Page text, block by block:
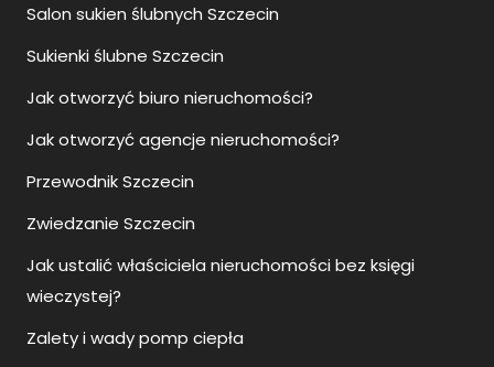
Salon sukien ślubnych Szczecin
Sukienki ślubne Szczecin
Jak otworzyć biuro nieruchomości?
Jak otworzyć agencje nieruchomości?
Przewodnik Szczecin
Zwiedzanie Szczecin
Jak ustalić właściciela nieruchomości bez księgi
wieczystej?
Zalety i wady pomp ciepła